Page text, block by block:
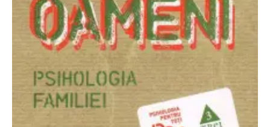
PRIETENI APROPIATI
Victor Sosea – Designer
PRIETENI DIN AFARA BRESLEI
GloryBox.ro
Vreau-schimbare.ro